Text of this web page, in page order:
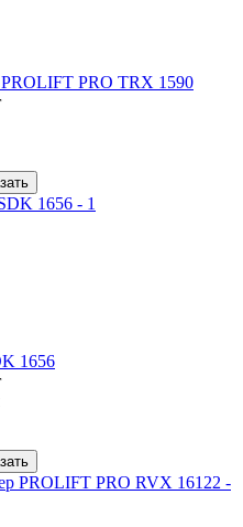
PRO TRX 1590
1656